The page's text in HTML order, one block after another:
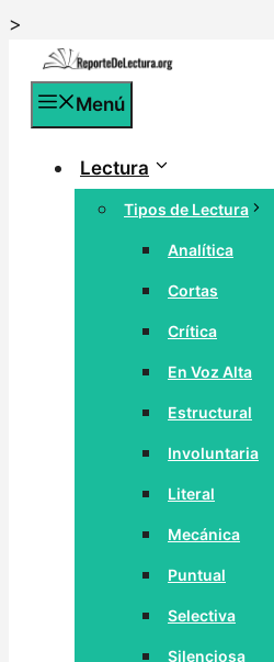
>
contenido
Menú
Lectura
Tipos de Lectura
Analítica
Cortas
Crítica
En Voz Alta
Estructural
Involuntaria
Literal
Mecánica
Puntual
Selectiva
Silenciosa